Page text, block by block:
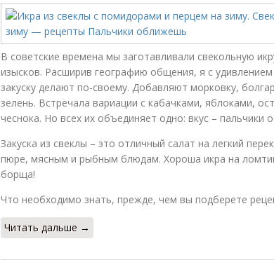
В советские времена мы заготавливали свекольную
изысков. Расширив географию общения, я с
закуску делают по-своему. Добавляют морковку,
зелень. Встречала вариации с кабачками, яблоками,
чеснока. Но всех их объединяет одно: вкус – пальчики
Закуска из свеклы – это отличный салат на легкий
пюре, мясным и рыбным блюдам. Хороша икра на
борща!
Что необходимо знать, прежде, чем вы подберете
Читать дальше →